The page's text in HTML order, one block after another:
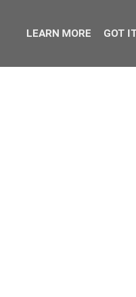
LEARN MORE GOT